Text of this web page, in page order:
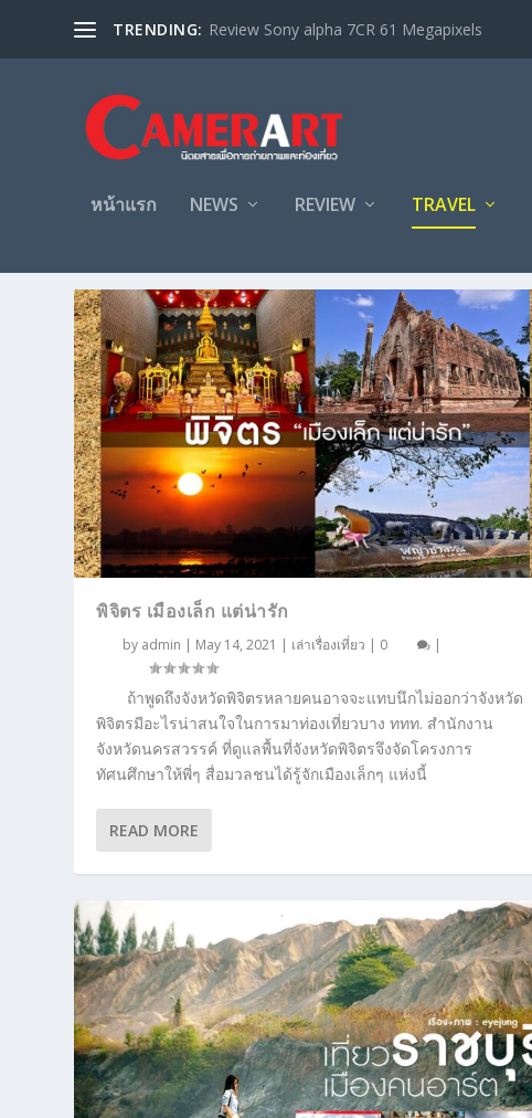
TRENDING: Review Sony alpha 7CR 61 Megapixels
หน้าแรก NEWS REVIEW TRAVEL
พิจิตร เมืองเล็ก แต่น่ารัก
by admin | May 14, 2021 | เล่าเรื่องเที่ยว | 0 |
ถ้าพูดถึงจังหวัดพิจิตรหลายคนอาจจะแทบนึกไม่ออกว่าจังหวัด
พิจิตรมีอะไรน่าสนใจในการมาท่องเที่ยวบาง ททท. สำนักงาน
จังหวัดนครสวรรค์ ที่ดูแลพื้นที่จังหวัดพิจิตรจึงจัดโครงการ
ทัศนศึกษาให้พี่ๆ สื่อมวลชนได้รู้จักเมืองเล็กๆ แห่งนี้
READ MORE